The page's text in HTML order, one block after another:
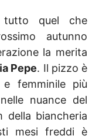
tutto quel che
autunno
la merita
Pepe. Il pizzo è
femminile più
nuance del
della biancheria
mesi freddi è